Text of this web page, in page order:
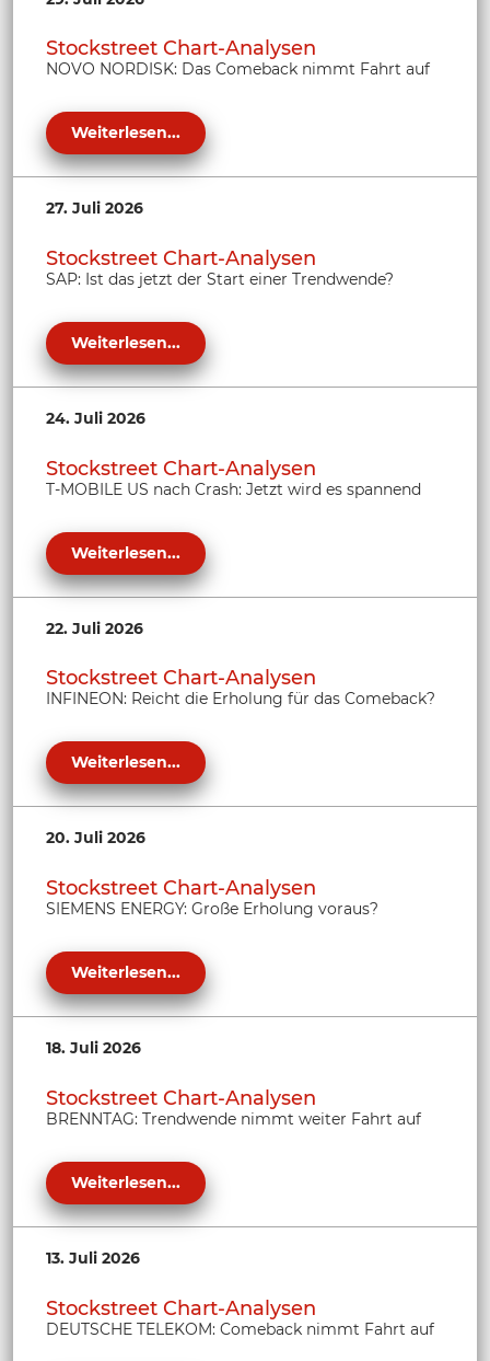
Stockstreet Chart-Analysen
NOVO NORDISK: Das Comeback nimmt Fahrt auf
Weiterlesen...
27. Juli 2026
Stockstreet Chart-Analysen
SAP: Ist das jetzt der Start einer Trendwende?
Weiterlesen...
24. Juli 2026
Stockstreet Chart-Analysen
T-MOBILE US nach Crash: Jetzt wird es spannend
Weiterlesen...
22. Juli 2026
Stockstreet Chart-Analysen
INFINEON: Reicht die Erholung für das Comeback?
Weiterlesen...
20. Juli 2026
Stockstreet Chart-Analysen
SIEMENS ENERGY: Große Erholung voraus?
Weiterlesen...
18. Juli 2026
Stockstreet Chart-Analysen
BRENNTAG: Trendwende nimmt weiter Fahrt auf
Weiterlesen...
13. Juli 2026
Stockstreet Chart-Analysen
DEUTSCHE TELEKOM: Comeback nimmt Fahrt auf